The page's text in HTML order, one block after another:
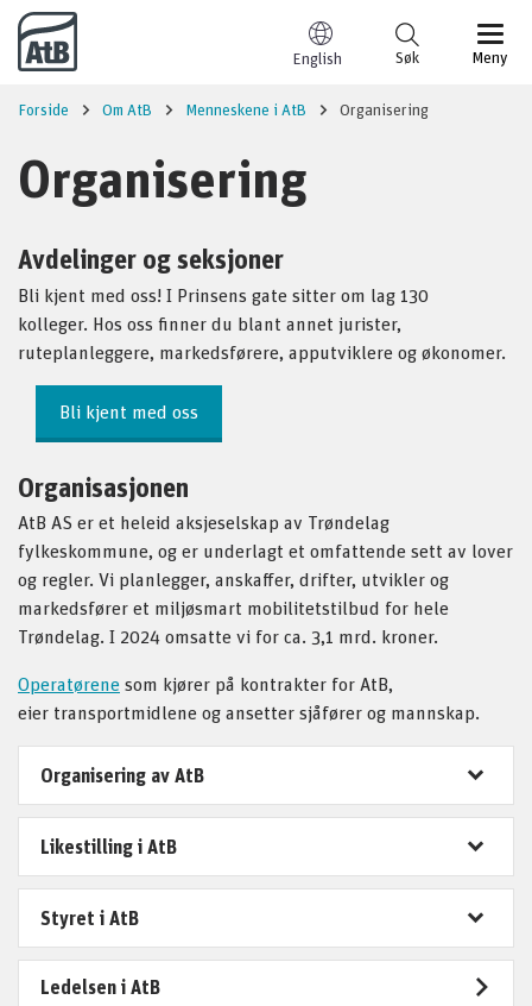
Til innhold
English Meny
Søk
Forside Om AtB Menneskene i AtB Organisering
Organisering
Avdelinger og seksjoner
Bli kjent med oss! I Prinsens gate sitter om lag 130
kolleger. Hos oss finner du blant annet jurister,
ruteplanleggere, markedsførere, apputviklere og økonomer.
Bli kjent med oss
Organisasjonen
AtB AS er et heleid aksjeselskap av Trøndelag
fylkeskommune, og er underlagt et omfattende sett av lover
og regler. Vi planlegger, anskaffer, drifter, utvikler og
markedsfører et miljøsmart mobilitetstilbud for hele
Trøndelag. I 2024 omsatte vi for ca. 3,1 mrd. kroner.
Operatørene som kjører på kontrakter for AtB,
eier transportmidlene og ansetter sjåfører og mannskap.
Organisering av AtB
Likestilling i AtB
Styret i AtB
Ledelsen i AtB